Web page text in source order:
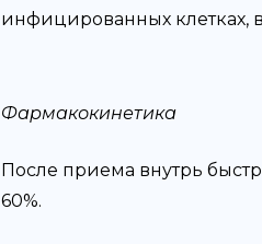
инфицированных клетках,
Фармакокинетика
После приема внутрь
60%.